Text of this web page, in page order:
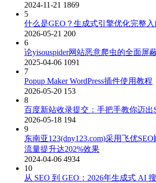
2024-11-21 1869
5
什么是GEO？生成式引擎优化完整入
2026-05-21 200
6
论yisouspider网站恶意爬虫的全面屏
2025-04-06 1091
7
Popup Maker WordPress插件使用教程
2026-05-20 153
8
百度新站收录提交：手把手教你迈出
2026-05-18 194
9
东南亚123(dny123.com)采用飞优
流量提升达202%效果
2024-04-06 4934
10
从 SEO 到 GEO：2026年生成式 AI